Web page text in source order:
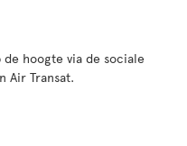
hoogte via de sociale
Air Transat.